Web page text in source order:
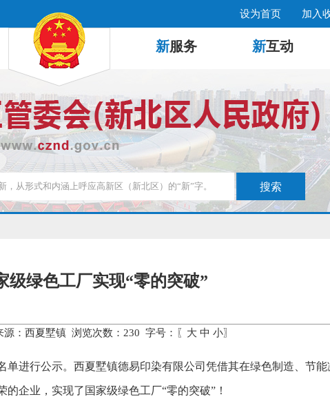
设为首页 加入
新服务 新互动
级绿色工厂实现“零的突破”
：西夏墅镇 浏览次数： 230 字号：〖 大 中 小〗
单进行公示。西夏墅镇德易印染有限公司凭借其在绿色制造、节
企业，实现了国家级绿色工厂“零的突破”！